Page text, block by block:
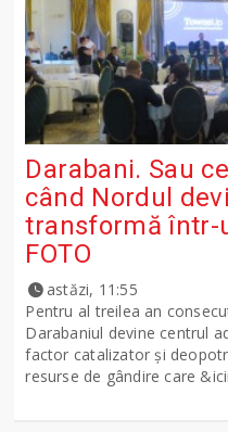
Darabani. Sau
când Nordul
transformă într-
FOTO
astăzi, 11:55
Pentru al treilea an
Darabaniul devine centrul
factor catalizator și
resurse de gândire care